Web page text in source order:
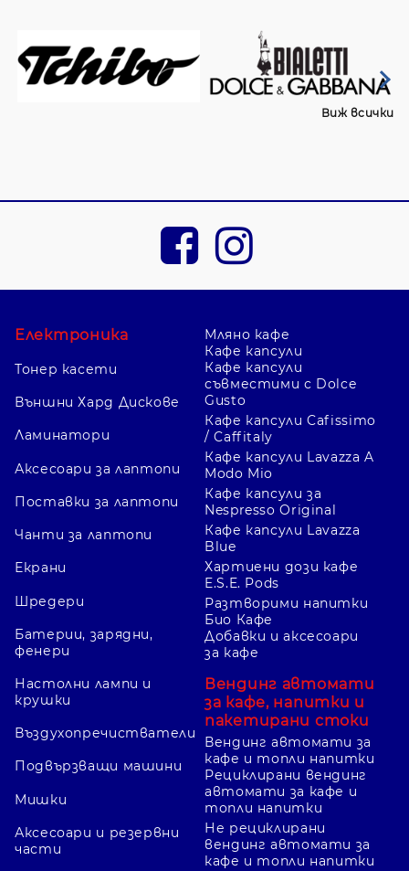
Виж всички
Електроника
Тонер касети
Външни Хард Дискове
Ламинатори
Аксесоари за лаптопи
Поставки за лаптопи
Чанти за лаптопи
Екрани
Шредери
Батерии, зарядни,
фенери
Настолни лампи и
крушки
Въздухопречистватели
Подвързващи машини
Мишки
Аксесоари и резервни
части
Мляно кафе
Кафе капсули
Кафе капсули
съвместими с Dolce
Gusto
Кафе капсули Cafissimo
/ Caffitaly
Кафе капсули Lavazza A
Modo Mio
Кафе капсули за
Nespresso Original
Кафе капсули Lavazza
Blue
Хартиени дози кафе
E.S.E. Pods
Разтворими напитки
Био Кафе
Добавки и аксесоари
за кафе
Вендинг автомати
за кафе, напитки и
пакетирани стоки
Вендинг автомати за
кафе и топли напитки
Рециклирани вендинг
автомати за кафе и
топли напитки
Не рециклирани
вендинг автомати за
кафе и топли напитки